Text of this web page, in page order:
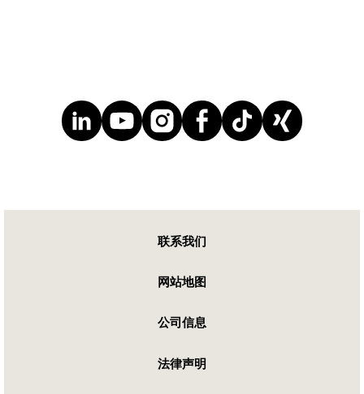
联系我们
网站地图
公司信息
法律声明